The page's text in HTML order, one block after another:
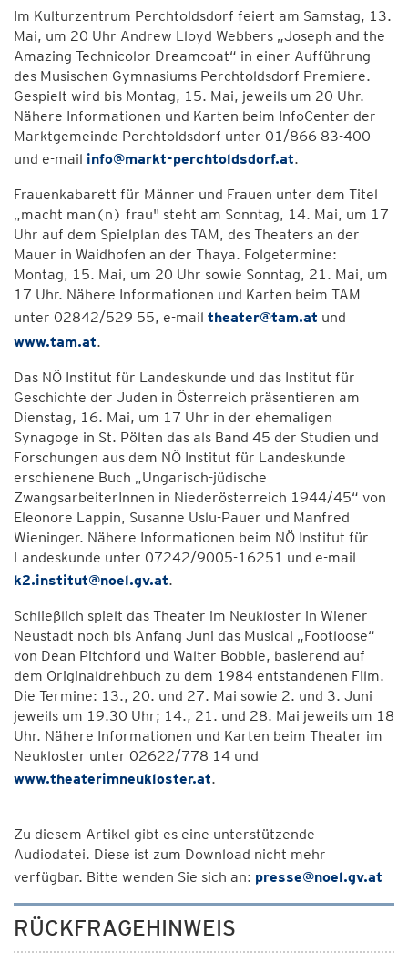
Im Kulturzentrum Perchtoldsdorf feiert am Samstag, 13.
Mai, um 20 Uhr Andrew Lloyd Webbers „Joseph and the
Amazing Technicolor Dreamcoat“ in einer Aufführung
des Musischen Gymnasiums Perchtoldsdorf Premiere.
Gespielt wird bis Montag, 15. Mai, jeweils um 20 Uhr.
Nähere Informationen und Karten beim InfoCenter der
Marktgemeinde Perchtoldsdorf unter 01/866 83-400
und e-mail info@markt-perchtoldsdorf.at.
Frauenkabarett für Männer und Frauen unter dem Titel
„macht man(n) frau" steht am Sonntag, 14. Mai, um 17
Uhr auf dem Spielplan des TAM, des Theaters an der
Mauer in Waidhofen an der Thaya. Folgetermine:
Montag, 15. Mai, um 20 Uhr sowie Sonntag, 21. Mai, um
17 Uhr. Nähere Informationen und Karten beim TAM
unter 02842/529 55, e-mail theater@tam.at und
www.tam.at.
Das NÖ Institut für Landeskunde und das Institut für
Geschichte der Juden in Österreich präsentieren am
Dienstag, 16. Mai, um 17 Uhr in der ehemaligen
Synagoge in St. Pölten das als Band 45 der Studien und
Forschungen aus dem NÖ Institut für Landeskunde
erschienene Buch „Ungarisch-jüdische
ZwangsarbeiterInnen in Niederösterreich 1944/45“ von
Eleonore Lappin, Susanne Uslu-Pauer und Manfred
Wieninger. Nähere Informationen beim NÖ Institut für
Landeskunde unter 07242/9005-16251 und e-mail
k2.institut@noel.gv.at.
Schließlich spielt das Theater im Neukloster in Wiener
Neustadt noch bis Anfang Juni das Musical „Footloose“
von Dean Pitchford und Walter Bobbie, basierend auf
dem Originaldrehbuch zu dem 1984 entstandenen Film.
Die Termine: 13., 20. und 27. Mai sowie 2. und 3. Juni
jeweils um 19.30 Uhr; 14., 21. und 28. Mai jeweils um 18
Uhr. Nähere Informationen und Karten beim Theater im
Neukloster unter 02622/778 14 und
www.theaterimneukloster.at.
Zu diesem Artikel gibt es eine unterstützende
Audiodatei. Diese ist zum Download nicht mehr
verfügbar. Bitte wenden Sie sich an: presse@noel.gv.at
RÜCKFRAGEHINWEIS